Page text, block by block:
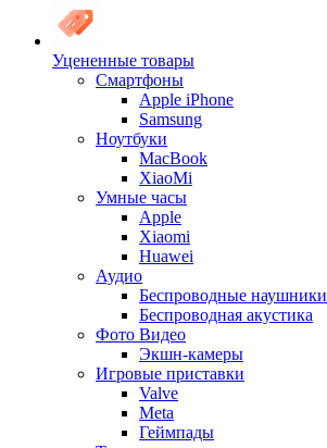
Уцененные товары
Cмартфоны
Apple iPhone
Samsung
Ноутбуки
MacBook
XiaoMi
Умные часы
Apple
Xiaomi
Huawei
Аудио
Беспроводные наушники
Беспроводная акустика
Фото Видео
Экшн-камеры
Игровые приставки
Valve
Meta
Геймпады